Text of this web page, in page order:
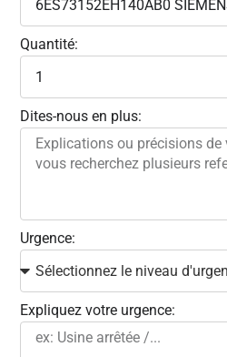
Quantité:
Dites-nous en plus:
Urgence:
Expliquez votre urgence: